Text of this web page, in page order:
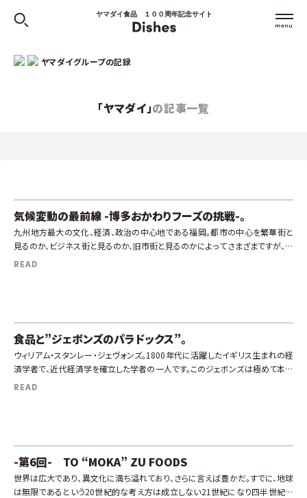
ヤマダイ食品 １００周年記念サイト
ヤマダイグループの記録
「ヤマダイ」の記事一覧
気候変動の最前線 -博多おかわりフーズの挑戦-。
九州地方最大の文化、経済、政治の中心地である福岡。都市の中心を繁華街と
見るのか、ビジネス街と見るのか、旧市街と見るのかによってさまざまですが、玄
関口は誰もが認める博多駅です。そこから徒歩3分ほどのところにオフィスを構
READ
食品と”ジェボンズのパラドックス”。
ウィリアム・スタンレー・ジェヴォンズ。1800年代に活躍したイギリス生まれの経
済学者で、近代経済学を確立した学者の一人です。このジェボンズは極めて本質
的な事実を社会に問いかけました。それが「ジェボンズのパラドックス」です […]
READ
-第6回- TO “MOKA” ZU FOODS
世界は広大であり、異文化に満ち溢れており、さらに言えば豊かだ。すでに、地球
は無限であるという20世紀的な考え方は成立しない21世紀になり四半世紀が